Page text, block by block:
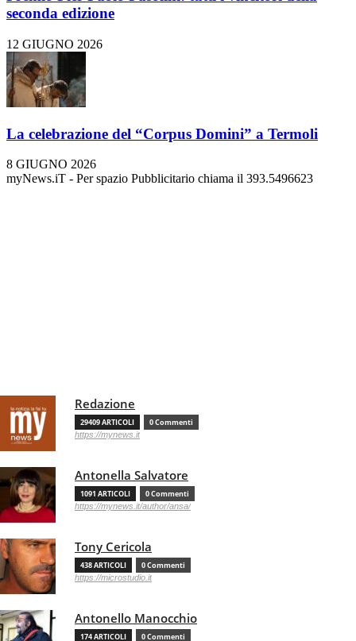
seconda edizione
12 GIUGNO 2026
La celebrazione del “Corpus Domini” a Termoli
8 GIUGNO 2026
myNews.iT - Per spazio Pubblicitario chiama il 393.5496623
Redazione
29409 ARTICOLI 0 Commenti
https://mynews.it
Antonella Salvatore
1091 ARTICOLI 0 Commenti
https://mynews.it/author/ansa/
Tony Cericola
438 ARTICOLI 0 Commenti
https://microstudio.it
Antonello Manocchio
174 ARTICOLI 0 Commenti